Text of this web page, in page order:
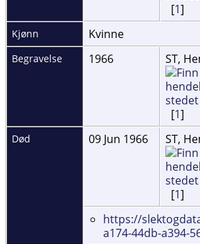
[1]
Kjønn Kvinne
Begravelse 1966 ST,
[1]
Død 09 Jun 1966 ST,
[1]
https://
a174-44db-a394-